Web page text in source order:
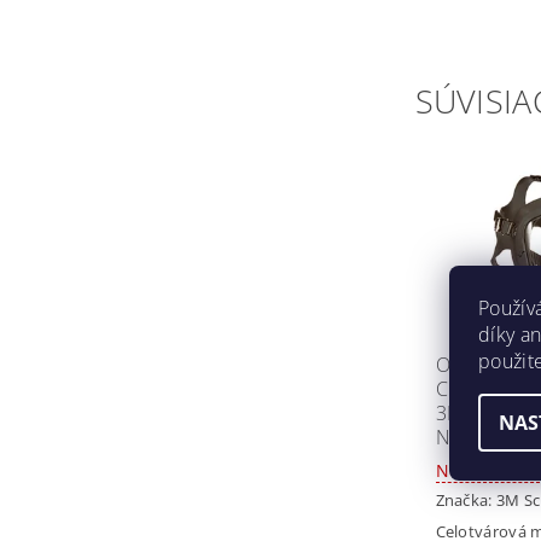
3M SCOTT
NR
Nedostupné
Značka:3M
Celotvárová
díky